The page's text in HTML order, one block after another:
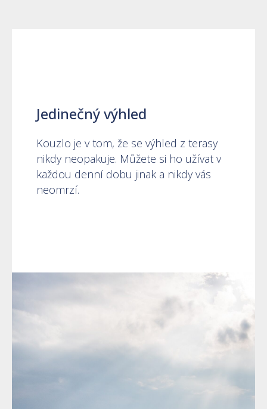
Jedinečný výhled
Kouzlo je v tom, že se výhled z terasy
nikdy neopakuje. Můžete si ho užívat v
každou denní dobu jinak a nikdy vás
neomrzí.